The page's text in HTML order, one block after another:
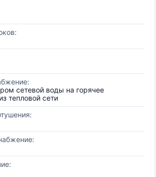
сетевой воды на горячее
тепловой сети